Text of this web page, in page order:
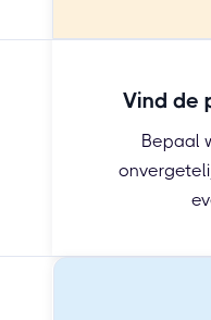
Vind de
Bepaal